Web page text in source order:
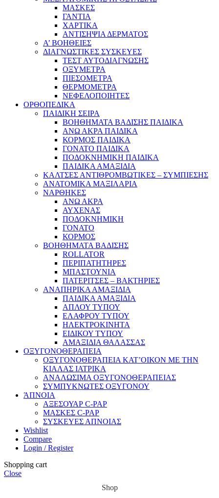
ΜΑΣΚΕΣ
ΓΑΝΤΙΑ
ΧΑΡΤΙΚΑ
ΑΝΤΙΣΗΨΙΑ ΔΕΡΜΑΤΟΣ
Α’ ΒΟΗΘΕΙΕΣ
ΔΙΑΓΝΩΣΤΙΚΕΣ ΣΥΣΚΕΥΕΣ
ΤΕΣΤ ΑΥΤΟΔΙΑΓΝΩΣΗΣ
ΟΞΥΜΕΤΡΑ
ΠΙΕΣΟΜΕΤΡΑ
ΘΕΡΜΟΜΕΤΡΑ
ΝΕΦΕΛΟΠΟΙΗΤΕΣ
ΟΡΘΟΠΕΔΙΚΑ
ΠΑΙΔΙΚΗ ΣΕΙΡΑ
ΒΟΗΘΗΜΑΤΑ ΒΑΔΙΣΗΣ ΠΑΙΔΙΚΑ
ΑΝΩ ΑΚΡΑ ΠΑΙΔΙΚΑ
ΚΟΡΜΟΣ ΠΑΙΔΙΚΑ
ΓΟΝΑΤΟ ΠΑΙΔΙΚΑ
ΠΟΔΟΚΝΗΜΙΚΗ ΠΑΙΔΙΚΑ
ΠΑΙΔΙΚΑ ΑΜΑΞΙΔΙΑ
ΚΑΛΤΣΕΣ ΑΝΤΙΘΡΟΜΒΩΤΙΚΕΣ – ΣΥΜΠΙΕΣΗΣ
ΑΝΑΤΟΜΙΚΑ ΜΑΞΙΛΑΡΙΑ
ΝΑΡΘΗΚΕΣ
ΑΝΩ ΑΚΡΑ
ΑΥΧΕΝΑΣ
ΠΟΔΟΚΝΗΜΙΚΗ
ΓΟΝΑΤΟ
ΚΟΡΜΟΣ
ΒΟΗΘΗΜΑΤΑ ΒΑΔΙΣΗΣ
ROLLATOR
ΠΕΡΙΠΑΤΗΤΗΡΕΣ
ΜΠΑΣΤΟΥΝΙΑ
ΠΑΤΕΡΙΤΣΕΣ – ΒΑΚΤΗΡΙΕΣ
ΑΝΑΠΗΡΙΚΑ ΑΜΑΞΙΔΙΑ
ΠΑΙΔΙΚΑ ΑΜΑΞΙΔΙΑ
ΑΠΛΟΥ ΤΥΠΟΥ
ΕΛΑΦΡΟΥ ΤΥΠΟΥ
ΗΛΕΚΤΡΟΚΙΝΗΤΑ
ΕΙΔΙΚΟΥ ΤΥΠΟΥ
ΑΜΑΞΙΔΙΑ ΘΑΛΑΣΣΑΣ
ΟΞΥΓΟΝΟΘΕΡΑΠΕΙΑ
ΟΞΥΓΟΝΟΘΕΡΑΠΕΙΑ ΚΑΤ’ΟΙΚΟΝ ΜΕ ΤΗΝ
ΚΙΑΛΑΣ ΙΑΤΡΙΚΑ
ΑΝΑΛΩΣΙΜΑ ΟΞΥΓΟΝΟΘΕΡΑΠΕΙΑΣ
ΣΥΜΠΥΚΝΩΤΕΣ ΟΞΥΓΟΝΟΥ
ΆΠΝΟΙΑ
ΑΞΕΣΟΥΑΡ C-PAP
ΜΑΣΚΕΣ C-PAP
ΣΥΣΚΕΥΕΣ ΑΠΝΟΙΑΣ
Wishlist
Compare
Login / Register
Shopping cart
Close
Shop